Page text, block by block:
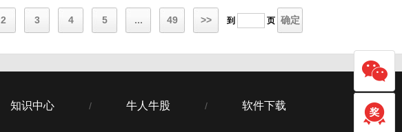
2 3 4 5 ... 49 >> 到 页 确定
知识中心 / 牛人牛股 / 软件下载